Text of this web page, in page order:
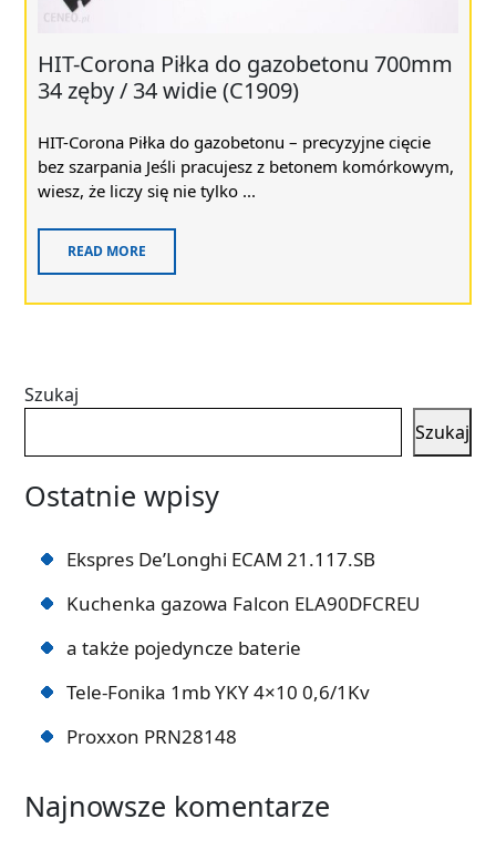
HIT-Corona Piłka do gazobetonu 700mm
34 zęby / 34 widie (C1909)
HIT-Corona Piłka do gazobetonu – precyzyjne cięcie
bez szarpania Jeśli pracujesz z betonem komórkowym,
wiesz, że liczy się nie tylko ...
READ MORE
Szukaj
Szukaj
Ostatnie wpisy
Ekspres De’Longhi ECAM 21.117.SB
Kuchenka gazowa Falcon ELA90DFCREU
a także pojedyncze baterie
Tele-Fonika 1mb YKY 4×10 0,6/1Kv
Proxxon PRN28148
Najnowsze komentarze